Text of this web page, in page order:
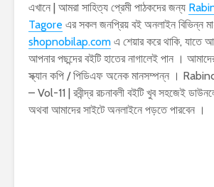
এখানে | আমরা সাহিত্য প্রেমী পাঠকদের জন্য
Tagore এর সকল জনপ্রিয় বই অনলাইন বিভিন্ন
shopnobilap.com এ শেয়ার করে থাকি, যাতে
আপনার পছন্দের বইটি হাতের নাগালেই পান ।
স্ক্যান কপি / পিডিএফ অনেক মানসম্পন্ন ।
– Vol-11 | রবীন্দ্র রচনাবলী বইটি খুব সহজেই
অথবা আমাদের সাইটে অনলাইনে পড়তে পারবেন ।